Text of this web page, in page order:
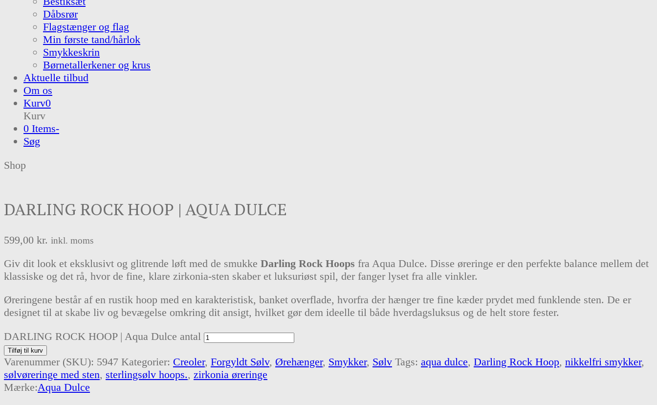
Dåbsrør
Flagstænger og flag
Min første tand/hårlok
Smykkeskrin
Børnetallerkener og krus
Aktuelle tilbud
Om os
Kurv0
Kurv
0 Items-
Søg
Shop
DARLING ROCK HOOP | AQUA DULCE
599,00 kr. inkl. moms
Giv dit look et eksklusivt og glitrende løft med de smukke Darling Rock Hoops fra Aqua Dulce. Disse øreringe er den perfekte balance mellem det
klassiske og det rå, hvor de fine, klare zirkonia-sten skaber et luksuriøst spil, der fanger lyset fra alle vinkler.
Øreringene består af en rustik hoop med en karakteristisk, banket overflade, hvorfra der hænger tre fine kæder prydet med funklende sten. De er
designet til at skabe liv og bevægelse omkring dit ansigt, hvilket gør dem ideelle til både hverdagsluksus og de helt store fester.
DARLING ROCK HOOP | Aqua Dulce antal
Tilføj til kurv
Varenummer (SKU): 5947 Kategorier: Creoler, Forgyldt Sølv, Ørehænger, Smykker, Sølv Tags: aqua dulce, Darling Rock Hoop, nikkelfri smykker,
sølvøreringe med sten, sterlingsølv hoops., zirkonia øreringe
Mærke:Aqua Dulce